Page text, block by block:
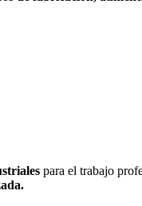
para el trabajo